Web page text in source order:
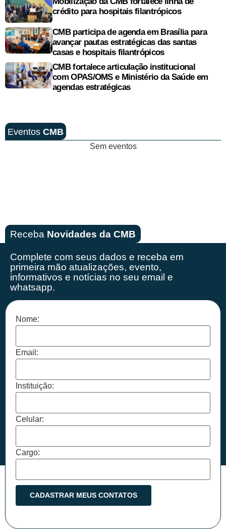
crédito para hospitais filantrópicos
CMB participa de agenda em Brasília para
avançar pautas estratégicas das santas
casas e hospitais filantrópicos
CMB fortalece articulação institucional
com OPAS/OMS e Ministério da Saúde em
agendas estratégicas
Eventos CMB
Sem eventos
Receba Novidades da CMB
Complete com seus dados e receba em
primeira mão atualizações, evento,
informativos e notícias no seu email e
whatsapp.
Nome:
Email:
Instituição:
Celular:
Cargo: